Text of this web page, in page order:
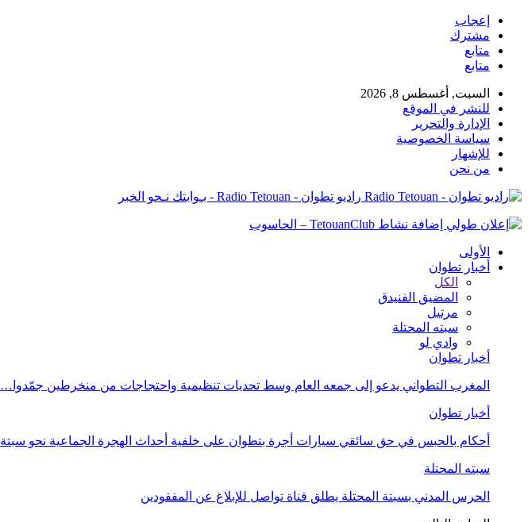
إعجاب
مشترك
متابع
متابع
السبت, أغسطس 8, 2026
للنشر في الموقع
الإدارة والتحرير
سياسة الخصوصية
للإشهار
من نحن
راديو تطوان - Radio Tetouan - بـوابتك نـحو الخبر
الأولى
أخبار تطوان
الكل
المضيق الفنيدق
مرتيل
سبته المحتلة
وادي لو
أخبار تطوان
المغرب التطواني يدعو إلى جمعه العام وسط تحديات تنظيمية واحتجاجات من منخرطين جمّدوا…
أخبار تطوان
أحكام بالحبس في حق سائقي سيارات أجرة بتطوان على خلفية أحداث الهجرة الجماعية نحو سبتة
سبته المحتلة
الحرس المدني بسبتة المحتلة يطلق قناة تواصل للإبلاغ عن المفقودين